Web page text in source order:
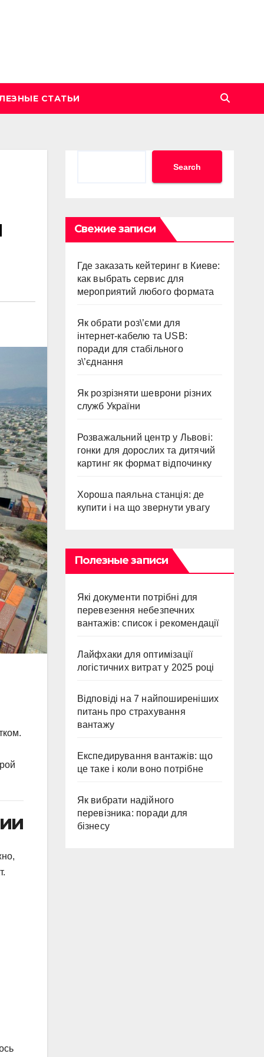
СТАТЬИ
Search
Свежие записи
Где заказать кейтеринг в Киеве:
как выбрать сервис для
мероприятий любого формата
Як обрати роз\’єми для
інтернет-кабелю та USB:
поради для стабільного
з\’єднання
Як розрізняти шеврони різних
служб України
Розважальний центр у Львові:
гонки для дорослих та дитячий
картинг як формат відпочинку
Хороша паяльна станція: де
купити і на що звернути увагу
Полезные записи
Які документи потрібні для
перевезення небезпечних
вантажів: список і рекомендації
Лайфхаки для оптимізації
логістичних витрат у 2025 році
Відповіді на 7 найпоширеніших
питань про страхування
вантажу
Експедирування вантажів: що
це таке і коли воно потрібне
Як вибрати надійного
перевізника: поради для
бізнесу